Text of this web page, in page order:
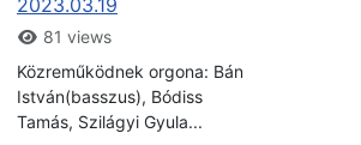
81 views
Közreműködnek orgona: Bán
István(basszus), Bódiss
Tamás, Szilágyi Gyula...